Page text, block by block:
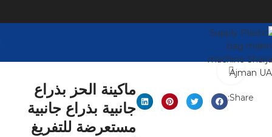
Share:
ماكينة الحز بذراع
جانبية بذراع جانبية
مستعرضة للتفريغ